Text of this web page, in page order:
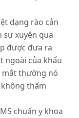
dạng rào cản
sự xuyên qua
được đưa ra
ngoài của khẩu
mắt thường nó
thấm
chuẩn y khoa